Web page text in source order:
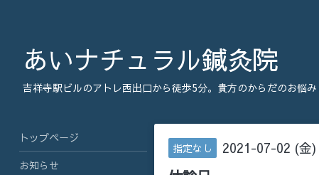
あいナチュラル鍼灸院
吉祥寺駅ビルのアトレ西出口から徒歩5分。貴方のからだのお悩み
指定なし 2021-07-02 (金
トップページ
お知らせ